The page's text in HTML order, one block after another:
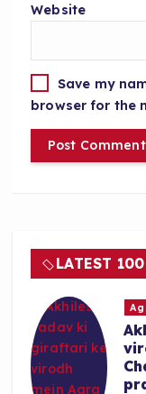
Website
Save my
browser for the
LATEST 100